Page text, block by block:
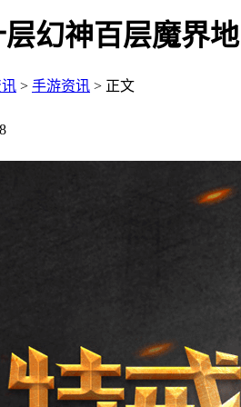
幻神百层魔界
> 手游资讯 > 正文